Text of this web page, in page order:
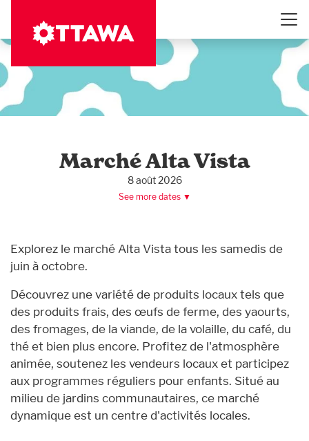
contenu
Marché Alta Vista
8 août 2026
See more dates ▼
Explorez le marché Alta Vista tous les samedis de
juin à octobre.
Découvrez une variété de produits locaux tels que
des produits frais, des œufs de ferme, des yaourts,
des fromages, de la viande, de la volaille, du café, du
thé et bien plus encore. Profitez de l'atmosphère
animée, soutenez les vendeurs locaux et participez
aux programmes réguliers pour enfants. Situé au
milieu de jardins communautaires, ce marché
dynamique est un centre d'activités locales.